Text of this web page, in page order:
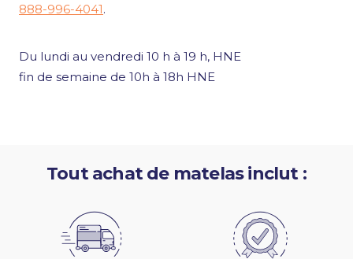
888-996-4041.
Du lundi au vendredi 10 h à 19 h, HNE
fin de semaine de 10h à 18h HNE
Tout achat de matelas inclut :